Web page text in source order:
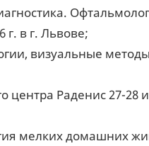
г. в г. Львове;
визуальные
Раденис 27-28
мелких домашних